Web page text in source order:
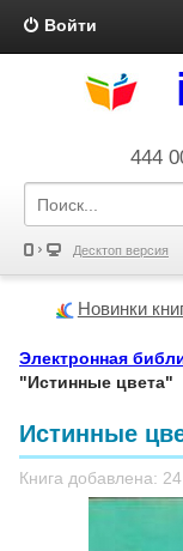
Войти
444
Десктоп версия
Новинки
Электронная
"Истинные цвета"
Истинные
Книга добавлена: